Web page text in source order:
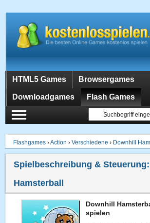
HTML5 Games Browsergames
Downloadgames Flash Games
Flashgames ›Action ›Verschiedene › Downhill
Spielbeschreibung & Steuerung:
Hamsterball
Downhill
spielen